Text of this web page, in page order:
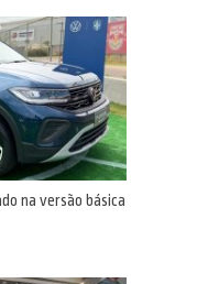
na versão básica